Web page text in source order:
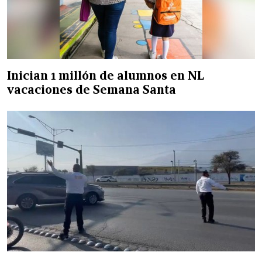
Inician 1 millón de alumnos en NL
vacaciones de Semana Santa